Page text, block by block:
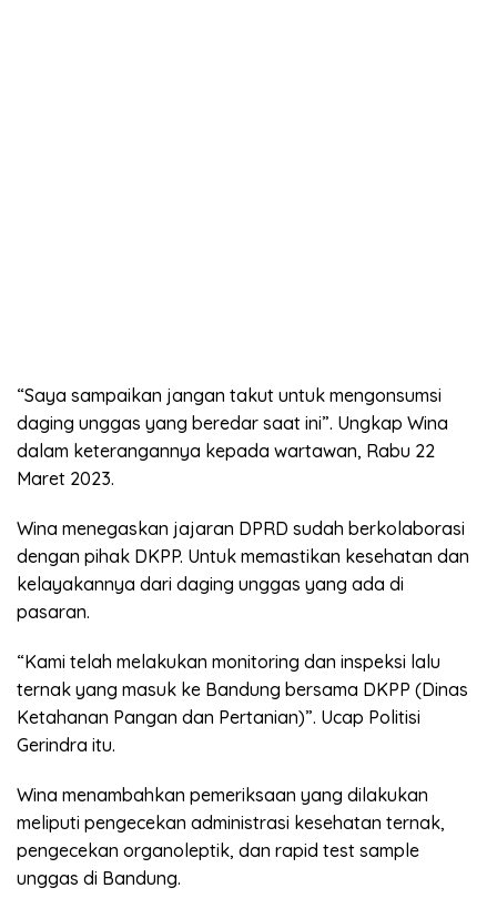
“Saya sampaikan jangan takut untuk mengonsumsi
daging unggas yang beredar saat ini”. Ungkap Wina
dalam keterangannya kepada wartawan, Rabu 22
Maret 2023.
Wina menegaskan jajaran DPRD sudah berkolaborasi
dengan pihak DKPP. Untuk memastikan kesehatan dan
kelayakannya dari daging unggas yang ada di
pasaran.
“Kami telah melakukan monitoring dan inspeksi lalu
ternak yang masuk ke Bandung bersama DKPP (Dinas
Ketahanan Pangan dan Pertanian)”. Ucap Politisi
Gerindra itu.
Wina menambahkan pemeriksaan yang dilakukan
meliputi pengecekan administrasi kesehatan ternak,
pengecekan organoleptik, dan rapid test sample
unggas di Bandung.